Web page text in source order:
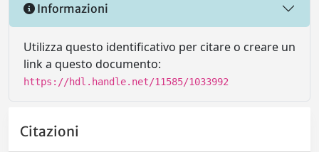
Informazioni
Utilizza questo identificativo per citare o creare un
link a questo documento:
https://hdl.handle.net/11585/1033992
Citazioni